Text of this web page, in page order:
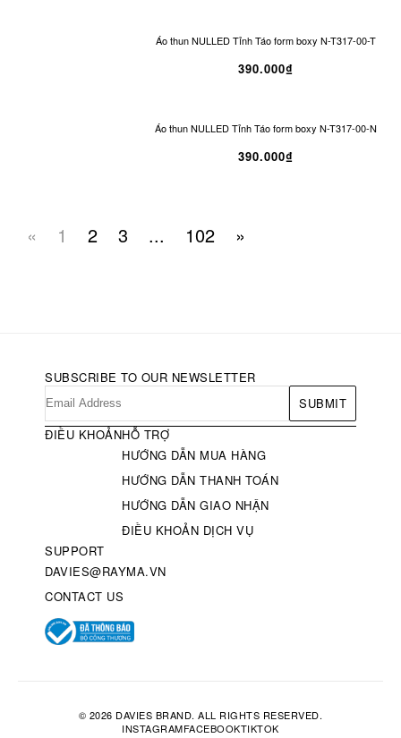
Áo thun NULLED Tỉnh Táo form boxy N-T317-00-T
390.000₫
Áo thun NULLED Tỉnh Táo form boxy N-T317-00-N
390.000₫
« 1 2 3 ... 102 »
SUBSCRIBE TO OUR NEWSLETTER
SUBMIT
ĐIỀU KHOẢNHỖ TRỢ
HƯỚNG DẪN MUA HÀNG
HƯỚNG DẪN THANH TOÁN
HƯỚNG DẪN GIAO NHẬN
ĐIỀU KHOẢN DỊCH VỤ
SUPPORT
DAVIES@RAYMA.VN
CONTACT US
© 2026 DAVIES BRAND. ALL RIGHTS RESERVED.
INSTAGRAMFACEBOOKTIKTOK